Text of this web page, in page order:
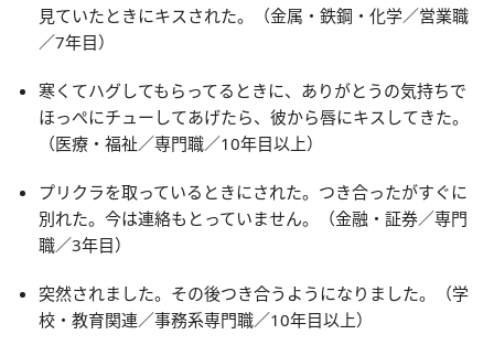
見ていたときにキスされた。（金属・鉄鋼・化学／営業職
／7年目）
寒くてハグしてもらってるときに、ありがとうの気持ちで
ほっぺにチューしてあげたら、彼から唇にキスしてきた。
（医療・福祉／専門職／10年目以上）
プリクラを取っているときにされた。つき合ったがすぐに
別れた。今は連絡もとっていません。（金融・証券／専門
職／3年目）
突然されました。その後つき合うようになりました。（学
校・教育関連／事務系専門職／10年目以上）